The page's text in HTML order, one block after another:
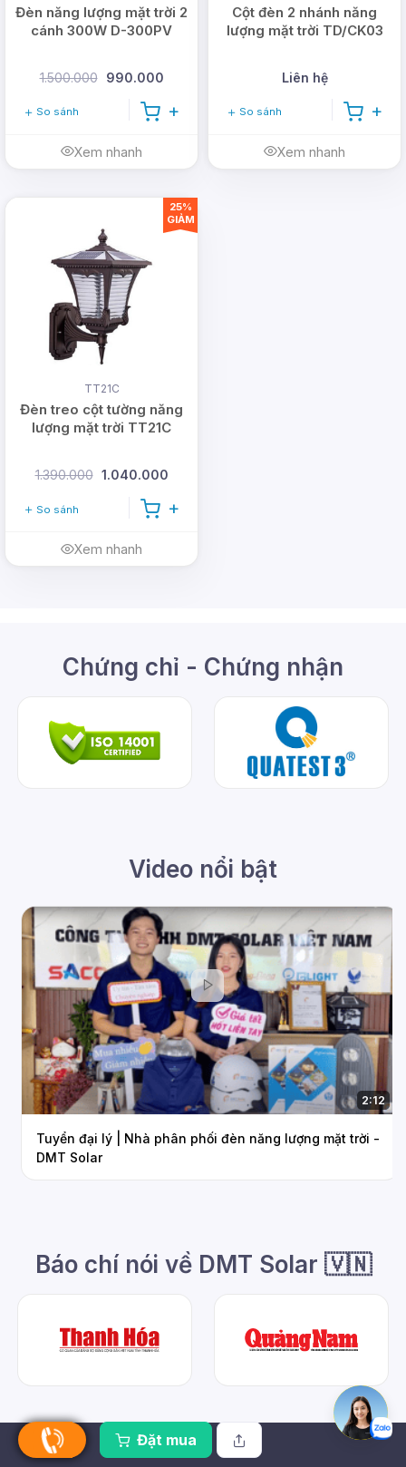
Đèn năng lượng mặt trời 2
cánh 300W D-300PV
1.500.000 990.000
So sánh
Xem nhanh
Cột đèn 2 nhánh năng
lượng mặt trời TD/CK03
Liên hệ
So sánh
Xem nhanh
TT21C
Đèn treo cột tường năng
lượng mặt trời TT21C
1.390.000 1.040.000
So sánh
Xem nhanh
25%
GIẢM
Đặt mua
Chứng chỉ - Chứng nhận
Video nổi bật
2:12
Tuyển đại lý | Nhà phân phối đèn năng lượng mặt trời -
DMT Solar
Báo chí nói về DMT Solar 🇻🇳